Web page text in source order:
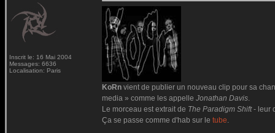
Inscrit le: 16 Mai 2004
Messages: 6636
Localisation: Paris
KoRn vient de publier un nouveau clip pour sa
media » comme les appelle Jonathan Davis.
Le morceau est extrait de The Paradigm Shift- leur
Ça se passe comme d'hab sur le tube.